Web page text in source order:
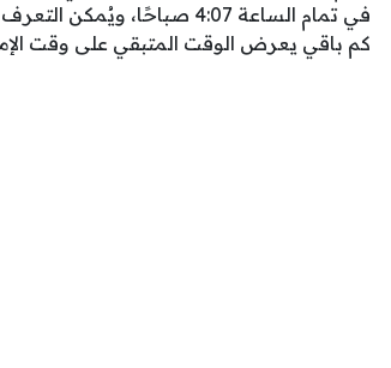
في تمام الساعة 4:07
كم باقي يعرض الوقت المتبقي على وقت